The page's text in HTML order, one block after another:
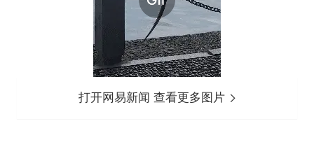
打开网易新闻 查看更多图片